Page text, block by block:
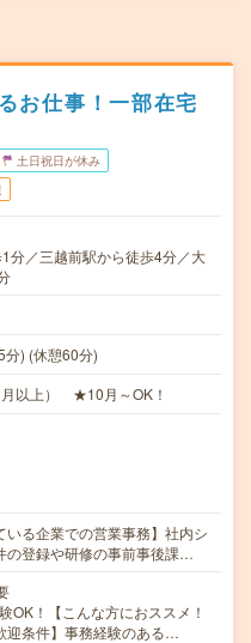
お仕事！一部在宅
土日祝日が休み
分／三越前駅から徒歩4分／大
) (休憩60分)
以上） ★10月～OK！
いる企業での営業事務】社内シ
の登録や研修の事前事後課…
OK！【こんな方におススメ！
迎条件】事務経験のある…